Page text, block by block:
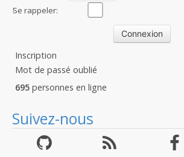
:Se rappeler:
Inscription
Mot de passé oublié
695 personnes en ligne
Suivez-nous